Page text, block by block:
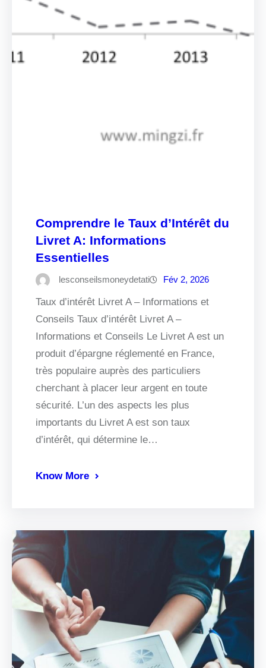
Comprendre le Taux d’Intérêt du
Livret A: Informations
Essentielles
lesconseilsmoneydetati Fév 2, 2026
Taux d’intérêt Livret A – Informations et
Conseils Taux d’intérêt Livret A –
Informations et Conseils Le Livret A est un
produit d’épargne réglementé en France,
très populaire auprès des particuliers
cherchant à placer leur argent en toute
sécurité. L’un des aspects les plus
importants du Livret A est son taux
d’intérêt, qui détermine le…
Know More